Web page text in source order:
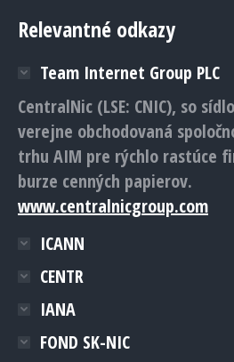
Relevantné odkazy
Team Internet Group PLC
CentralNic (LSE: CNIC), so
verejne obchodovaná
trhu AIM pre rýchlo rastúce
burze cenných papierov.
www.centralnicgroup.com
ICANN
CENTR
IANA
FOND SK-NIC